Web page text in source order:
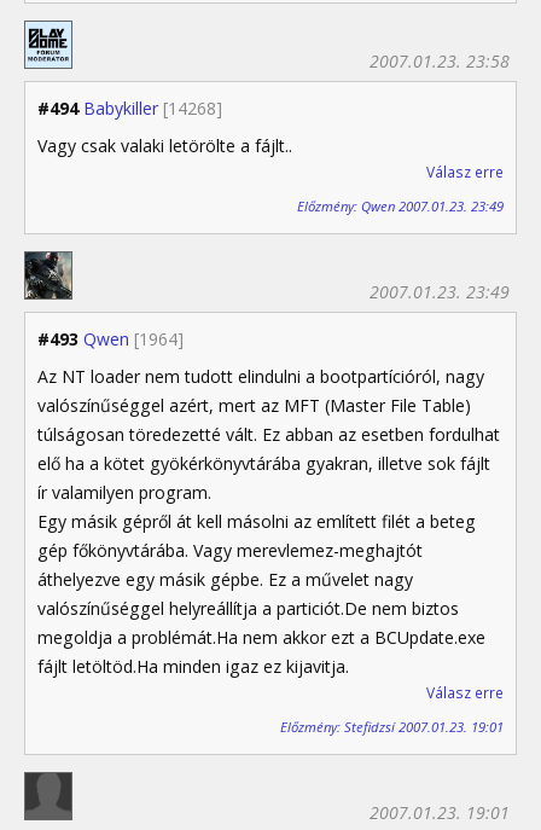
#494 Babykiller [14268]
2007.01.23. 23:58
Vagy csak valaki letörölte a fájlt..
Válasz erre
Előzmény: Qwen 2007.01.23. 23:49
#493 Qwen [1964]
2007.01.23. 23:49
Az NT loader nem tudott elindulni a bootpartícióról, nagy
valószínűséggel azért, mert az MFT (Master File Table)
túlságosan töredezetté vált. Ez abban az esetben fordulhat
elő ha a kötet gyökérkönyvtárába gyakran, illetve sok fájlt
ír valamilyen program.
Egy másik gépről át kell másolni az említett filét a beteg
gép főkönyvtárába. Vagy merevlemez-meghajtót
áthelyezve egy másik gépbe. Ez a művelet nagy
valószínűséggel helyreállítja a particiót.De nem biztos
megoldja a problémát.Ha nem akkor ezt a BCUpdate.exe
fájlt letöltöd.Ha minden igaz ez kijavitja.
Válasz erre
Előzmény: Stefidzsí 2007.01.23. 19:01
2007.01.23. 19:01